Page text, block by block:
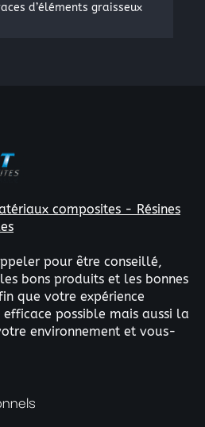
d’éléments graisseux
composites - Résines
pour être conseillé,
bons produits et les bonnes
que votre expérience
possible mais aussi la
environnement et vous-